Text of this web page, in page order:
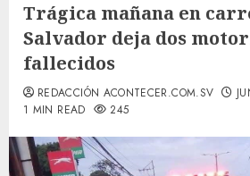
Trágica mañana en
Salvador deja dos
fallecidos
REDACCIÓN ACONTECER.COM.SV
1 MIN READ
245